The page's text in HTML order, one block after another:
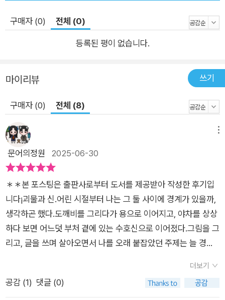
다. 현재는 한국전통예술연구소 선임연구원이자 청강문화산업대
는 “미술은 곧 역사를 표방하는 매개체”라는 자신의 모토처럼 미
역사적 기록으로 바라보며 내면의 문화와 철학을 탐구한다. 저자
상을 집요하게 파고들면서도 독자들이 쉽고 재미있게 이해할 수
있도록 친절하게 설명해준다. 이미 저자의 전작『문화재에 숨은
신비한 동물사전』이 한국출판문화산업진흥원 우수출판콘텐츠로
선정되며 그 실력을 인정받은 바 있고, 한국민화학회 학술논문 공
모전에서도 상을 받아 학계와 대중 모두에게 사랑받고 있다. 이
책에서는 저자의 깊이 있는 시선이 대중을 위한 친절하고 유려한
문체와 조화를 이루며 인문예술서로서의 균형을 완성한다.
구매자 (0) 전체 (0)
등록된 평이 없습니다.
마이리뷰 쓰기
구매자 (0) 전체 (8)
문어의정원 2025-06-30
＊＊본 포스팅은 출판사로부터 도서를 제공받아 작성한 후기입
니다¡괴물과 신.어린 시절부터 나는 그 둘 사이에 경계가 있을까,
생각하곤 했다.도깨비를 그리다가 용으로 이어지고, 야차를 상상
하다 보면 어느덧 부처 곁에 있는 수호신으로 이어졌다.그림을 그
리고, 글을 쓰며 살아오면서 나를 오래 붙잡았던 주제는 늘 경계
얼굴들이었다.​『나는 신이로소이다』는 제목부터 단정하면서도 도
발적이다.누군가가 신이라고 선언하는 이 책의 화자는 인간이 아
더보기
공감 (1) 댓글 (0)